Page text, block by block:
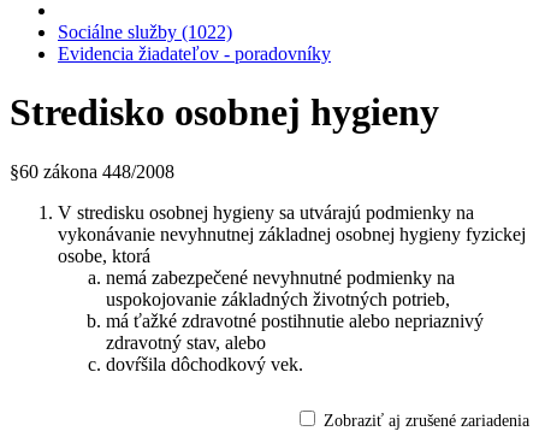
Sociálne služby (1022)
Evidencia žiadateľov - poradovníky
Stredisko osobnej hygieny
§60 zákona 448/2008
V stredisku osobnej hygieny sa utvárajú podmienky na
vykonávanie nevyhnutnej základnej osobnej hygieny fyzickej
osobe, ktorá
nemá zabezpečené nevyhnutné podmienky na
uspokojovanie základných životných potrieb,
má ťažké zdravotné postihnutie alebo nepriaznivý
zdravotný stav, alebo
dovŕšila dôchodkový vek.
Zobraziť aj zrušené zariadenia